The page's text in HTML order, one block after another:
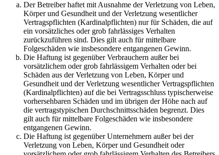
Der Betreiber haftet mit Ausnahme der Verletzung von Leben,
Körper und Gesundheit und der Verletzung wesentlicher
Vertragspflichten (Kardinalpflichten) nur für Schäden, die auf
ein vorsätzliches oder grob fahrlässiges Verhalten
zurückzuführen sind. Dies gilt auch für mittelbare
Folgeschäden wie insbesondere entgangenen Gewinn.
Die Haftung ist gegenüber Verbrauchern außer bei
vorsätzlichem oder grob fahrlässigem Verhalten oder bei
Schäden aus der Verletzung von Leben, Körper und
Gesundheit und der Verletzung wesentlicher Vertragspflichten
(Kardinalpflichten) auf die bei Vertragsschluss typischerweise
vorhersehbaren Schäden und im übrigen der Höhe nach auf
die vertragstypischen Durchschnittsschäden begrenzt. Dies
gilt auch für mittelbare Folgeschäden wie insbesondere
entgangenen Gewinn.
Die Haftung ist gegenüber Unternehmern außer bei der
Verletzung von Leben, Körper und Gesundheit oder